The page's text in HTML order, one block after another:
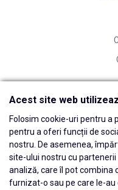
Acest site web
Folosim cookie-uri pentru a
pentru a oferi funcții de
nostru. De asemenea,
site-ului nostru cu
analiză, care îl pot combina
furnizat-o sau pe care le-au